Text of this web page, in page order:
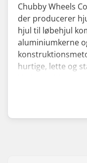
Chubby Wheels
der producerer
hjul til løbehjul
aluminiumkerne
hurtige, lette og
klæbrige, blærede
er lavet i krom